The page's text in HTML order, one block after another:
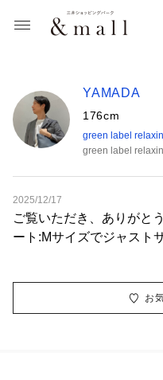
YAMADA
176cm
green label
green label
2025/12/17
ご覧いただき、ありがとうございま
ート:Mサイズでジャスト
ャストサイズ ベスト:M
対応した、 きれいめカジ
お